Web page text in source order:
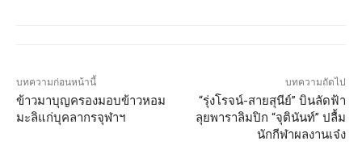
บทความก่อนหน้านี้
ข้าวมาบุญครองมอบข้าวหอม
มะลิแก่บุคลากรจุฬาฯ
บทความถัดไป
“รุ่งโรจน์-สายสุนีย์” บินลัดฟ้า
ลุยพาราลิมปิก “จุตินันท์” ปลื้ม
นักกีฬาผลงานเจ๋ง